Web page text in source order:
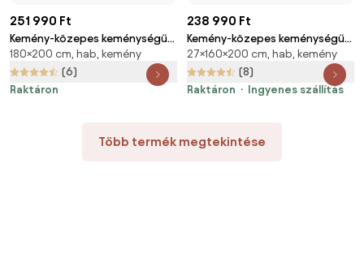
251 990 Ft
Kemény-közepes keménységű
kétoldalas hab matrac 180x200
cm Cashmere Premier – Moonia
180×200 cm, hab, kemény
(6)
Raktáron
238 990 Ft
Kemény-közepes keménységű
kétoldalas hab matrac 160x200
cm Cashmere Premier – Moonia
27×160×200 cm, hab, kemény
(8)
Raktáron
Ingyenes szállítás
Több termék megtekintése